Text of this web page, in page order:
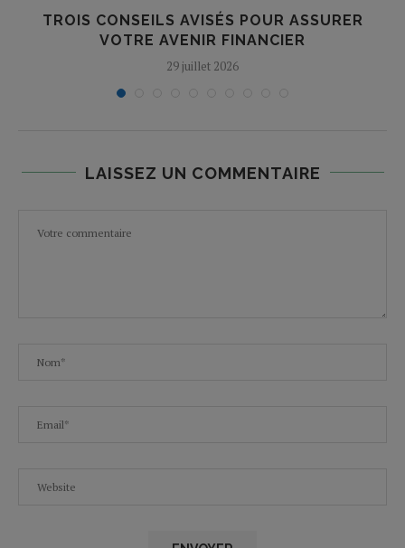
TROIS CONSEILS AVISÉS POUR ASSURER
VOTRE AVENIR FINANCIER
29 juillet 2026
LAISSEZ UN COMMENTAIRE